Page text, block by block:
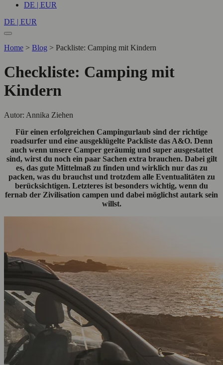
DE | EUR
DE | EUR
Home > Blog > Packliste: Camping mit Kindern
Checkliste: Camping mit
Kindern
Autor: Annika Ziehen
Für einen erfolgreichen Campingurlaub sind der richtige
roadsurfer und eine ausgeklügelte Packliste das A&O. Denn
auch wenn unsere Camper geräumig und super ausgestattet
sind, wirst du noch ein paar Sachen extra brauchen. Dabei gilt
es, das gute Mittelmaß zu finden und wirklich nur das zu
packen, was du brauchst und trotzdem alle Eventualitäten zu
berücksichtigen. Letzteres ist besonders wichtig, wenn du
fernab der Zivilisation campen und dabei möglichst autark sein
willst.